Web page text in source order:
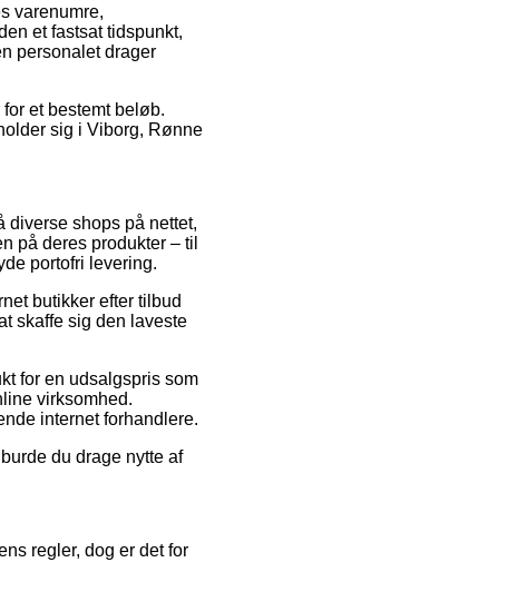
varenumre,
et fastsat tidspunkt,
personalet drager
et bestemt beløb.
sig i Viborg, Rønne
diverse shops på nettet,
på deres produkter – til
portofri levering.
butikker efter tilbud
skaffe sig den laveste
for en udsalgspris som
virksomhed.
internet forhandlere.
du drage nytte af
regler, dog er det for